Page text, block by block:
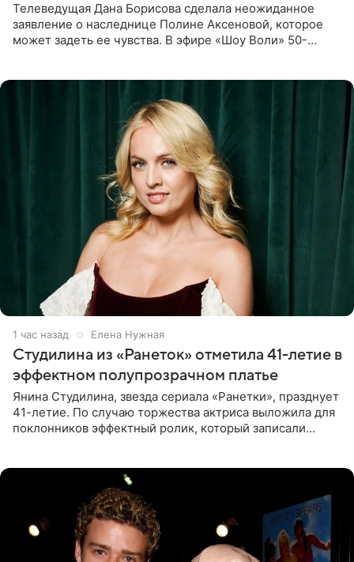
Телеведущая Дана Борисова сделала неожиданное
заявление о наследнице Полине Аксеновой, которое
может задеть ее чувства. В эфире «Шоу Воли» 50-
1 час назад Елена Нужная
Студилина из «Ранеток» отметила 41-летие в
эффектном полупрозрачном платье
Янина Студилина, звезда сериала «Ранетки», празднует
41-летие. По случаю торжества актриса выложила для
поклонников эффектный ролик, который записали